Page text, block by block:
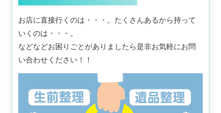
お店に直接行くのは・・・。たくさんあるから持って
いくのは・・・。
などなどお困りごとがありましたら是非お気軽にお問
い合わせください！！